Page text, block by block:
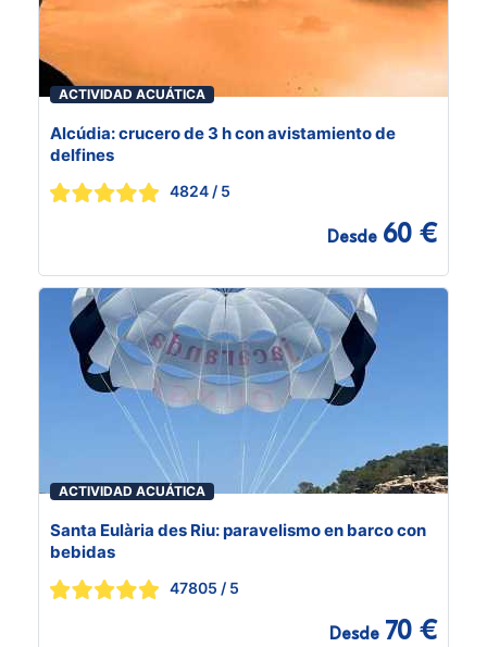
ACTIVIDAD ACUÁTICA
Alcúdia: crucero de 3 h con avistamiento de
delfines
4824 / 5
Desde 60 €
ACTIVIDAD ACUÁTICA
Santa Eulària des Riu: paravelismo en barco con
bebidas
47805 / 5
Desde 70 €